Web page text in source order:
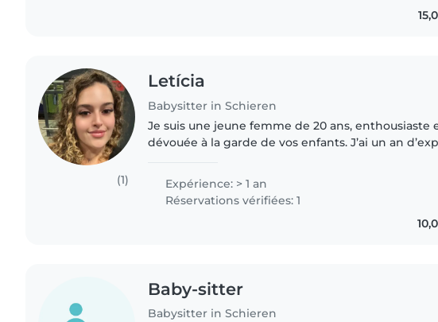
(1)
Letícia
Babysitter in Schieren
Je suis une jeune femme de 20 ans, enthousiaste
dévouée à la garde de vos enfants. J’ai un an
Expérience: > 1 an
Réservations vérifiées: 1
Baby-sitter
Babysitter in Schieren